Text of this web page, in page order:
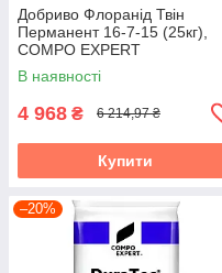
Добриво Флоранід Твін
Перманент 16-7-15 (25кг),
COMPO EXPERT
В наявності
4 968 ₴ 6 214,97 ₴
Купити
–20%